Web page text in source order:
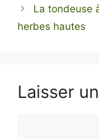
La tondeuse
herbes hautes
Laisser